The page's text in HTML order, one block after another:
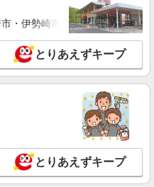
2125円 ＜日払い有/週払い有/交
の他多数
詳細を見る
と両立できる＊デイサービス
】
2875円 ＜日払い有/週払い有/交
・伊勢崎市・太田市・館林市
とりあえずキープ
とりあえずキープ